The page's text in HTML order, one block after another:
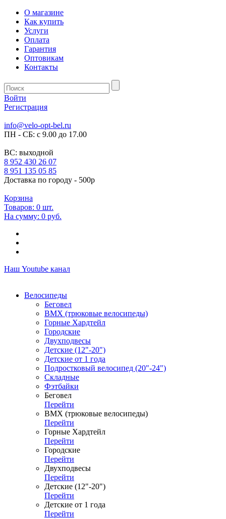
О магазине
Как купить
Услуги
Оплата
Гарантия
Оптовикам
Контакты
Войти
Регистрация
info@velo-opt-bel.ru
ПН - СБ: с 9.00 до 17.00
ВС: выходной
8 952 430 26 07
8 951 135 05 85
Доставка по городу - 500р
Корзина
Товаров: 0 шт.
На сумму: 0 руб.
Наш Youtube канал
Велосипеды
Беговел
ВМХ (трюковые велосипеды)
Горные Хардтейл
Городские
Двухподвесы
Детские (12"-20")
Детские от 1 года
Подростковый велосипед (20"-24")
Складные
Фэтбайки
Беговел
Перейти
ВМХ (трюковые велосипеды)
Перейти
Горные Хардтейл
Перейти
Городские
Перейти
Двухподвесы
Перейти
Детские (12"-20")
Перейти
Детские от 1 года
Перейти